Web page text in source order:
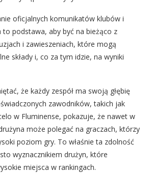
oficjalnych komunikatów klubów i
podstawa, aby być na bieżąco z
i zawieszeniach, które mogą
składy i, co za tym idzie, na wyniki
że każdy zespół ma swoją głębię
zawodników, takich jak
w Fluminense, pokazuje, że nawet w
może polegać na graczach, którzy
poziom gry. To właśnie ta zdolność
wyznacznikiem drużyn, które
miejsca w rankingach.